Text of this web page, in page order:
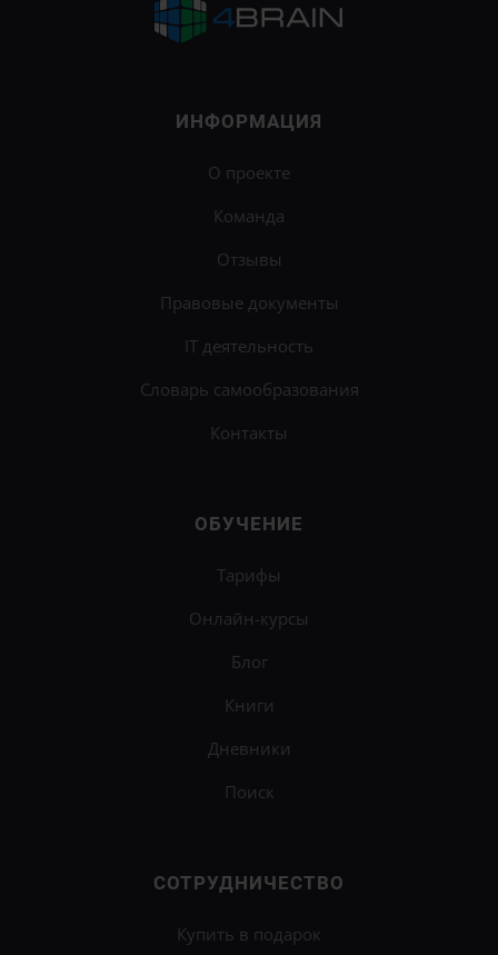
ИНФОРМАЦИЯ
О проекте
Команда
Отзывы
Правовые документы
IT деятельность
Словарь самообразования
Контакты
ОБУЧЕНИЕ
Тарифы
Онлайн-курсы
Блог
Книги
Дневники
Поиск
СОТРУДНИЧЕСТВО
Купить в подарок